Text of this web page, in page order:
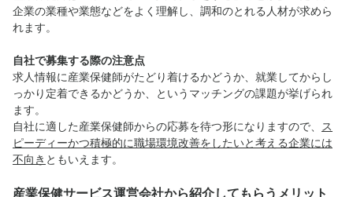
企業の業種や業態などをよく理解し、調和のとれる人材が求めら
れます。
自社で募集する際の注意点
求人情報に産業保健師がたどり着けるかどうか、就業してからし
っかり定着できるかどうか、というマッチングの課題が挙げられ
ます。
自社に適した産業保健師からの応募を待つ形になりますので、
ス
ピーディーかつ積極的に職場環境改善をしたいと考える企業には
不向き ともいえます。
産業保健サービス運営会社から紹介してもらうメリット